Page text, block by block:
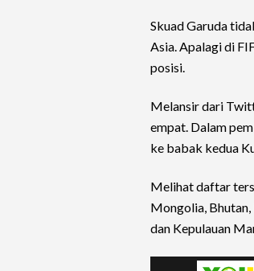
Skuad Garuda
Asia. Apalagi di
posisi.
Melansir dari
empat. Dalam
ke babak kedua
Melihat daftar
Mongolia, Bhutan,
dan Kepulauan